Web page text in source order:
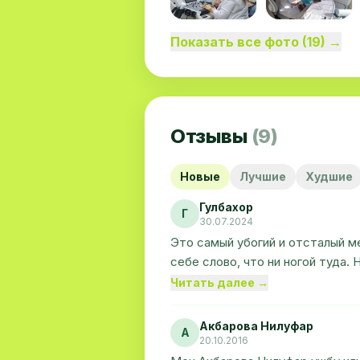
Показать все фото (19) →
Отзывы (9)
Новые Лучшие Худшие
Г Гулбахор
30.07.2024
Это самый убогий и отсталый
себе слово, что ни ногой туда. Но , он расположен близко с домом. Для меня
частный медицинский центр
Для меня это очень долго. Я
Я хожу в частные медицинские
Читать далее →
А Акбарова Нилуфар
20.10.2016